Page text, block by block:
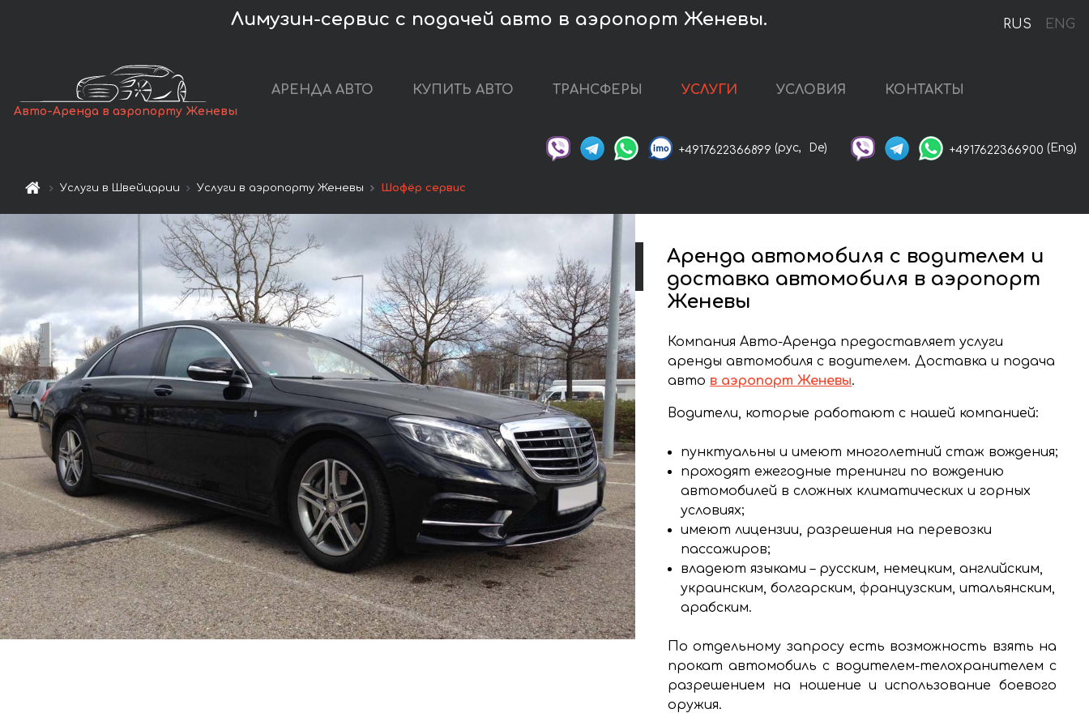
RUS ENG
Лимузин-сервис с подачей авто в аэропорт Женевы.
Авто-Аренда в аэропорту Женевы
АРЕНДА АВТО КУПИТЬ АВТО ТРАНСФЕРЫ УСЛУГИ УСЛОВИЯ КОНТАКТЫ
+4917622366899 (рус, De) +4917622366900 (Eng)
Услуги в Швейцарии Услуги в аэропорту Женевы Шофёр сервис
Аренда автомобиля с водителем и
доставка автомобиля в аэропорт
Женевы
Компания Авто-Аренда предоставляет услуги
аренды автомобиля с водителем. Доставка и подача
авто в аэропорт Женевы.
Водители, которые работают с нашей компанией:
пунктуальны и имеют многолетний стаж вождения;
проходят ежегодные тренинги по вождению
автомобилей в сложных климатических и горных
условиях;
имеют лицензии, разрешения на перевозки
пассажиров;
владеют языками – русским, немецким, английским,
украинским, болгарским, французским, итальянским,
арабским.
По отдельному запросу есть возможность взять на
прокат автомобиль с водителем-телохранителем с
разрешением на ношение и использование боевого
оружия.